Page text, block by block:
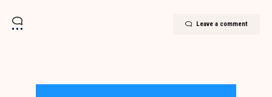
Leave a comment